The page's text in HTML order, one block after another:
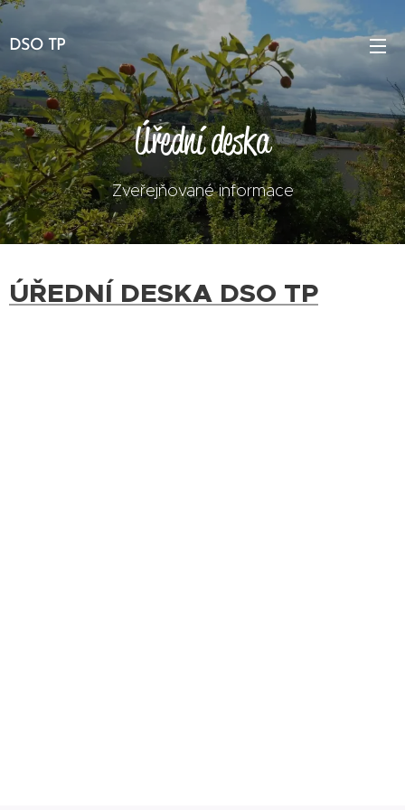
DSO TP
Úřední deska
Zveřejňované informace
ÚŘEDNÍ DESKA DSO TP